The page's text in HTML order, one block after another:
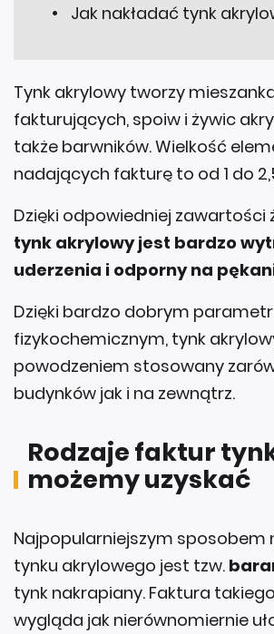
Jak nakładać tynk
Tynk akrylowy tworzy
fakturujących, spoiw i żywic
także barwników. Wielkość
nadających fakturę to od 1 do
Dzięki odpowiedniej zawartości
tynk akrylowy jest bardzo
uderzenia i odporny na
Dzięki bardzo dobrym
fizykochemicznym, tynk
powodzeniem stosowany
budynków jak i na zewnątrz.
Rodzaje faktur
możemy uzyskać
Najpopularniejszym sposobem
tynku akrylowego jest tzw.
tynk nakrapiany. Faktura
wygląda jak nierównomiernie